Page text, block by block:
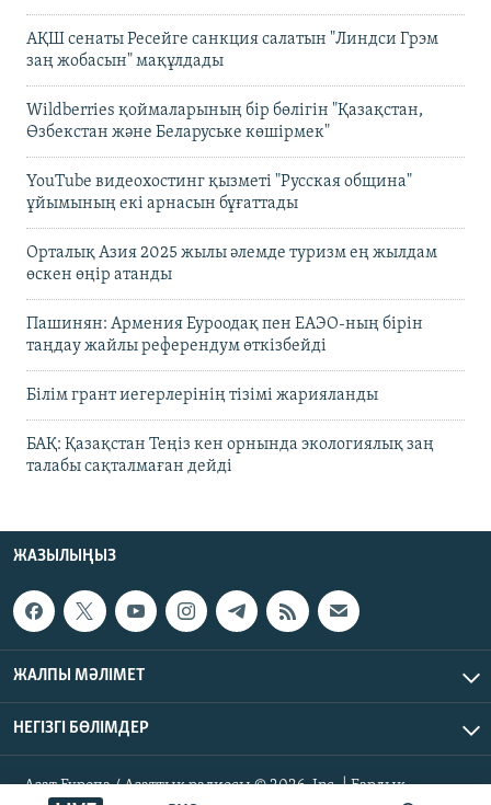
АҚШ сенаты Ресейге санкция салатын "Линдси Грэм
заң жобасын" мақұлдады
Wildberries қоймаларының бір бөлігін "Қазақстан,
Өзбекстан және Беларуське көшірмек"
YouTube видеохостинг қызметі "Русская община"
ұйымының екі арнасын бұғаттады
Орталық Азия 2025 жылы әлемде туризм ең жылдам
өскен өңір атанды
Пашинян: Армения Еуроодақ пен ЕАЭО-ның бірін
таңдау жайлы референдум өткізбейді
Білім грант иегерлерінің тізімі жарияланды
БАҚ: Қазақстан Теңіз кен орнында экологиялық заң
талабы сақталмаған дейді
ЖАЗЫЛЫҢЫЗ
ЖАЛПЫ МӘЛІМЕТ
НЕГІЗГІ БӨЛІМДЕР
Азат Еуропа / Азаттық радиосы © 2026, Inc. | Барлық